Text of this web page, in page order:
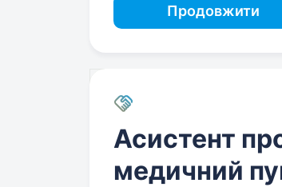
Продовжити
Асистент
медичний